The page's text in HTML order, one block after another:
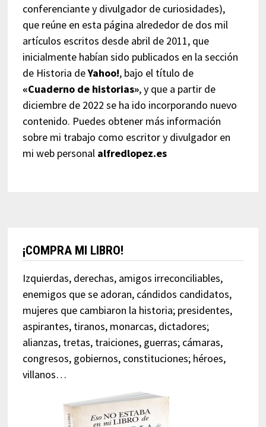
conferenciante y divulgador de curiosidades),
que reúne en esta página alrededor de dos mil
artículos escritos desde abril de 2011, que
inicialmente habían sido publicados en la sección
de Historia deYahoo!, bajo el título de
«Cuaderno de historias», y que a partir de
diciembre de 2022 se ha ido incorporando nuevo
contenido. Puedes obtener más información
sobre mi trabajo como escritor y divulgador en
mi web personal alfredlopez.es
¡COMPRA MI LIBRO!
Izquierdas, derechas, amigos irreconciliables,
enemigos que se adoran, cándidos candidatos,
mujeres que cambiaron la historia; presidentes,
aspirantes, tiranos, monarcas, dictadores;
alianzas, tretas, traiciones, guerras; cámaras,
congresos, gobiernos, constituciones; héroes,
villanos…